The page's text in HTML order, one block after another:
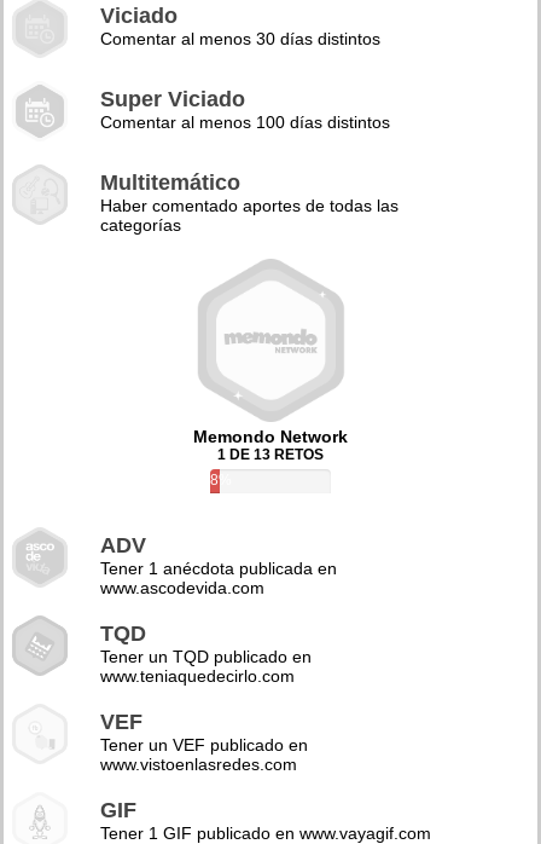
Viciado
Comentar al menos 30 días distintos
Super Viciado
Comentar al menos 100 días distintos
Multitemático
Haber comentado aportes de todas las
categorías
Memondo Network
1 DE 13 RETOS
8%
ADV
Tener 1 anécdota publicada en
www.ascodevida.com
TQD
Tener un TQD publicado en
www.teniaquedecirlo.com
VEF
Tener un VEF publicado en
www.vistoenlasredes.com
GIF
Tener 1 GIF publicado en www.vayagif.com